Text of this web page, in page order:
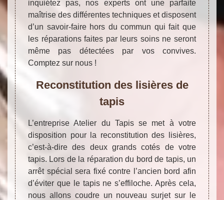
inquiétez pas, nos experts ont une parfaite
maîtrise des différentes techniques et disposent
d’un savoir-faire hors du commun qui fait que
les réparations faites par leurs soins ne seront
même pas détectées par vos convives.
Comptez sur nous !
Reconstitution des lisières de
tapis
L’entreprise Atelier du Tapis se met à votre
disposition pour la reconstitution des lisières,
c’est-à-dire des deux grands cotés de votre
tapis. Lors de la réparation du bord de tapis, un
arrêt spécial sera fixé contre l’ancien bord afin
d’éviter que le tapis ne s’effiloche. Après cela,
nous allons coudre un nouveau surjet sur le